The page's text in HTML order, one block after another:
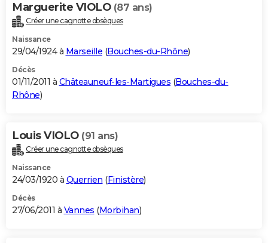
Marguerite VIOLO (87 ans)
Créer une cagnotte obsèques
Naissance
29/04/1924 à Marseille (Bouches-du-Rhône)
Décès
01/11/2011 à Châteauneuf-les-Martigues (Bouches-du-
Rhône)
Louis VIOLO (91 ans)
Créer une cagnotte obsèques
Naissance
24/03/1920 à Querrien (Finistère)
Décès
27/06/2011 à Vannes (Morbihan)